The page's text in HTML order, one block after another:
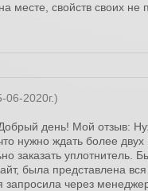
месте, свойств своих не
06-2020г.)
день! Мой отзыв:
нужно ждать более
заказать уплотнитель.
была представлена
запросила через